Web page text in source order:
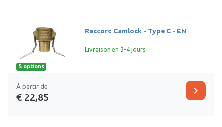
5 options
Raccord Camlock - Type C - EN
Livraison en 3-4 jours
À partir de
€ 22,85
chevron_right